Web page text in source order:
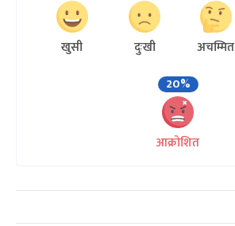
खुसी दुःखी अचम्मित
20%
आक्रोशित